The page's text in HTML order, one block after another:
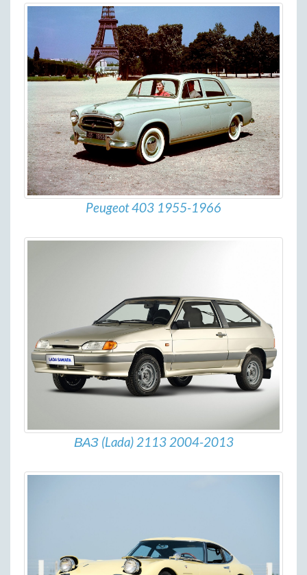
Peugeot 403 1955-1966
ВАЗ (Lada) 2113 2004-2013